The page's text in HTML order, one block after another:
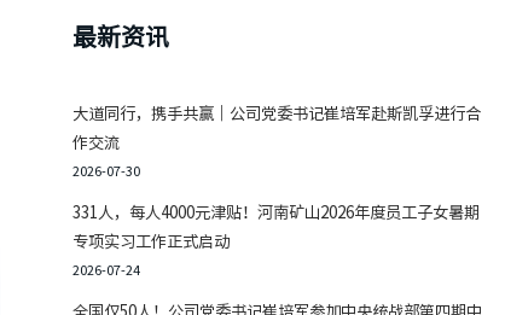
最新资讯
大道同行，携手共赢｜公司党委书记崔培军赴斯凯孚进行合
作交流
2026-07-30
331人，每人4000元津贴！河南矿山2026年度员工子女暑期
专项实习工作正式启动
2026-07-24
全国仅50人！公司党委书记崔培军参加中央统战部第四期中